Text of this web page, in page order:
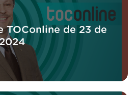
TOConline de 23 de